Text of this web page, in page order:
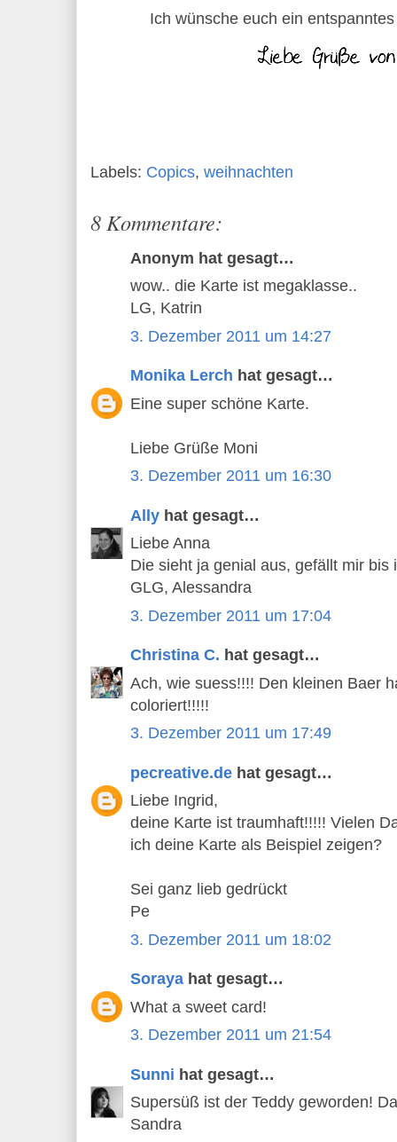
Ich wünsche euch ein
Labels: Copics, weihnachten
8 Kommentare:
Anonym hat gesagt…
wow.. die Karte ist megaklasse..
LG, Katrin
3. Dezember 2011 um 14:27
Monika Lerch hat gesagt…
Eine super schöne Karte.
Liebe Grüße Moni
3. Dezember 2011 um 16:30
Ally hat gesagt…
Liebe Anna
Die sieht ja genial aus, gefällt mir bis
GLG, Alessandra
3. Dezember 2011 um 17:04
Christina C. hat gesagt…
Ach, wie suess!!!! Den kleinen Baer
coloriert!!!!!
3. Dezember 2011 um 17:49
pecreative.de hat gesagt…
Liebe Ingrid,
deine Karte ist traumhaft!!!!! Vielen
ich deine Karte als Beispiel zeigen?
Sei ganz lieb gedrückt
Pe
3. Dezember 2011 um 18:02
Soraya hat gesagt…
What a sweet card!
3. Dezember 2011 um 21:54
Sunni hat gesagt…
Supersüß ist der Teddy geworden!
Sandra